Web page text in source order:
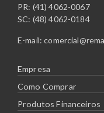
PR: (41) 4062-0067
SC: (48) 4062-0184
E-mail:
Empresa
Como Comprar
Produtos Financeiros